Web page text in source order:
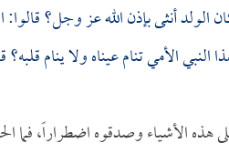
الولد أنثى بإذن الله عز وجل؟
الأمي تنام عيناه ولا ينام
هذه الأشياء وصدقوه اضطراراً، فما